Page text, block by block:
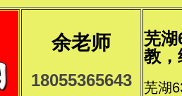
余老师
18055365643
芜湖
教，
芜湖